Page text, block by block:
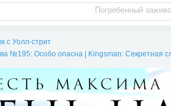
Погребенный заживо
с Уолл-стрит
№195: Особо опасна | Kingsman: Секретная